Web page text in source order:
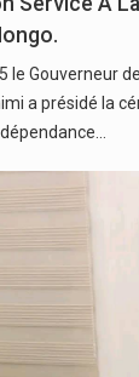
le Gouverneur
a présidé la